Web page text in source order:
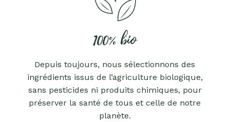
100% bio
Depuis toujours, nous sélectionnons des
ingrédients issus de l’agriculture biologique,
sans pesticides ni produits chimiques, pour
préserver la santé de tous et celle de notre
planète.